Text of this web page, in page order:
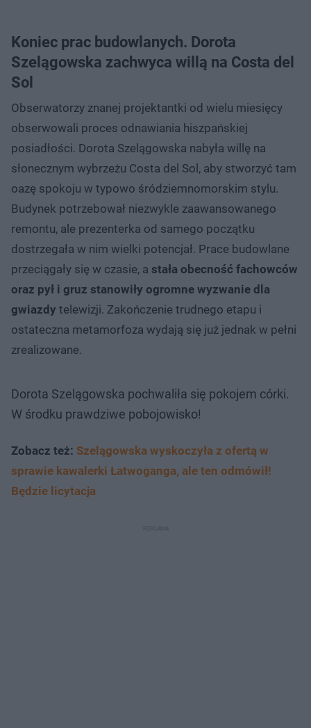
Koniec prac budowlanych. Dorota
Szelągowska zachwyca willą na Costa del
Sol
Obserwatorzy znanej projektantki od wielu miesięcy
obserwowali proces odnawiania hiszpańskiej
posiadłości. Dorota Szelągowska nabyła willę na
słonecznym wybrzeżu Costa del Sol, aby stworzyć tam
oazę spokoju w typowo śródziemnomorskim stylu.
Budynek potrzebował niezwykle zaawansowanego
remontu, ale prezenterka od samego początku
dostrzegała w nim wielki potencjał. Prace budowlane
przeciągały się w czasie, a stała obecność fachowców
oraz pył i gruz stanowiły ogromne wyzwanie dla
gwiazdy telewizji. Zakończenie trudnego etapu i
ostateczna metamorfoza wydają się już jednak w pełni
zrealizowane.
Dorota Szelągowska pochwaliła się pokojem córki.
W środku prawdziwe pobojowisko!
Zobacz też: Szelągowska wyskoczyła z ofertą w
sprawie kawalerki Łatwoganga, ale ten odmówił!
Będzie licytacja